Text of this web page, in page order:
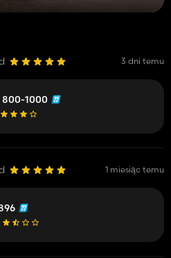
3 dni temu
800-1000
1 miesiąc temu